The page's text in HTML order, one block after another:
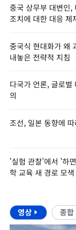
중국 상무부 대변인,
조치에 대한 대응 제
중국식 현대화가 왜
내놓은 전략적 지침
다국가 언론, 글로벌
의
조선, 일본 동향에
'실험 관찰'에서 '하
학 교육 새 경로 모색
영상 종합